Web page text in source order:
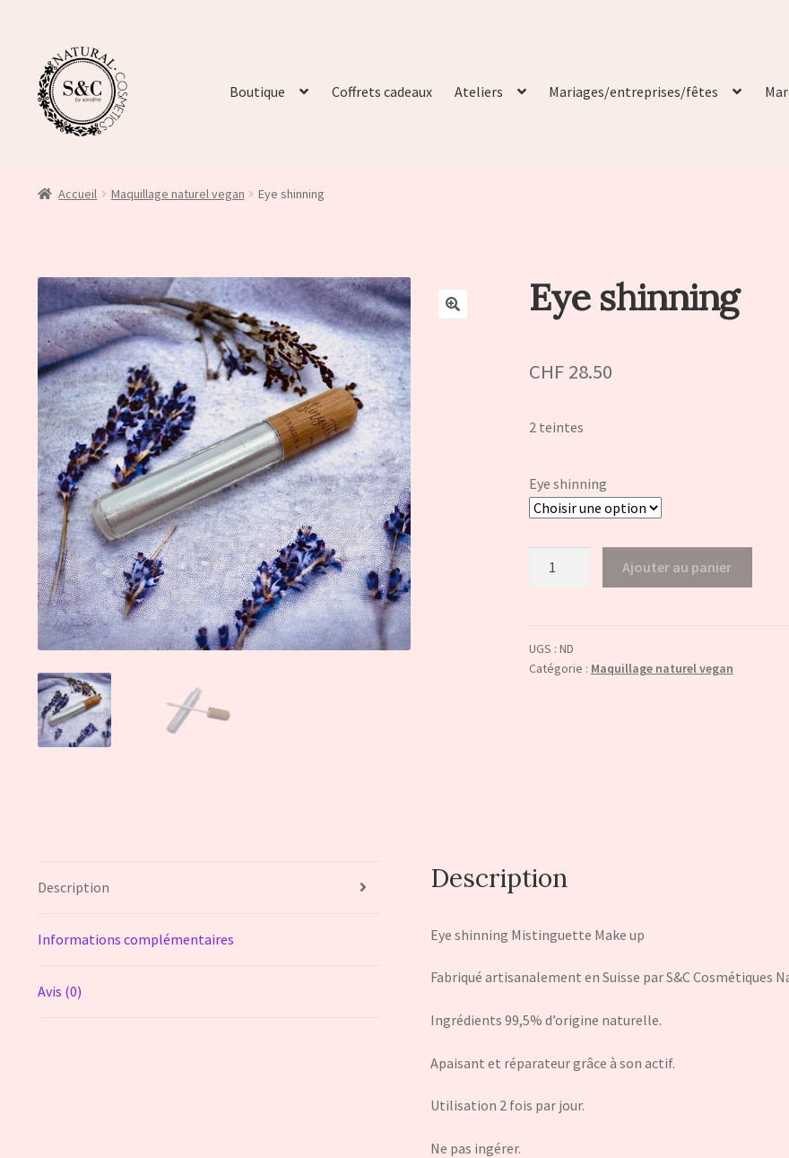
Boutique Coffrets cadeaux Ateliers Mariages/entreprises/fêtes
Accueil Maquillage naturel vegan Eye shinning
Eye shinning
CHF28.50
2 teintes
Eye shinning
Ajouter au panier
UGS : ND
Catégorie : Maquillage naturel vegan
Description
Informations complémentaires
Avis (0)
Description
Eye shinning Mistinguette Make up
Fabriqué artisanalement en Suisse par S&C Cosmétiques
Ingrédients 99,5% d’origine naturelle.
Apaisant et réparateur grâce à son actif.
Utilisation 2 fois par jour.
Ne pas ingérer.